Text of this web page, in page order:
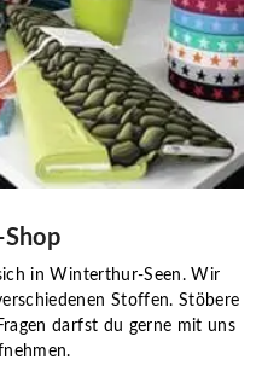
in Winterthur-Seen. Wir
Stoffen. Stöbere
darfst du gerne mit uns